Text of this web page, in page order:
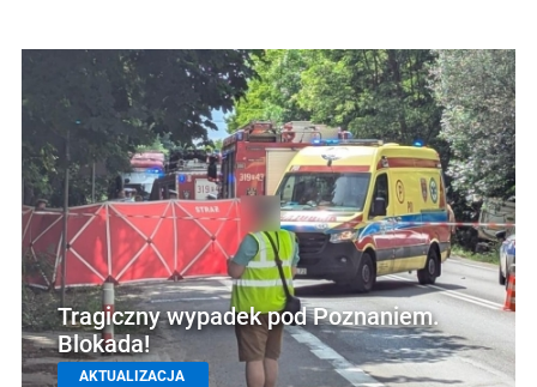
Tragiczny wypadek pod Poznaniem.
Blokada!
AKTUALIZACJA